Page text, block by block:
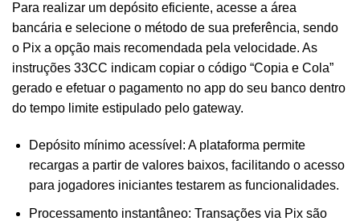
Para realizar um depósito eficiente, acesse a área
bancária e selecione o método de sua preferência, sendo
o Pix a opção mais recomendada pela velocidade. As
instruções 33CC indicam copiar o código “Copia e Cola”
gerado e efetuar o pagamento no app do seu banco dentro
do tempo limite estipulado pelo gateway.
Depósito mínimo acessível: A plataforma permite
recargas a partir de valores baixos, facilitando o acesso
para jogadores iniciantes testarem as funcionalidades.
Processamento instantâneo: Transações via Pix são